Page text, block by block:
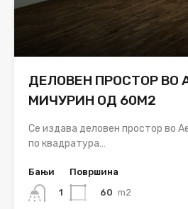
ДЕЛОВЕН ПРОСТОР ВО
МИЧУРИН ОД 60М2
Се издава деловен простор во
по квадратура…
Бањи
1
Површина
60 m2